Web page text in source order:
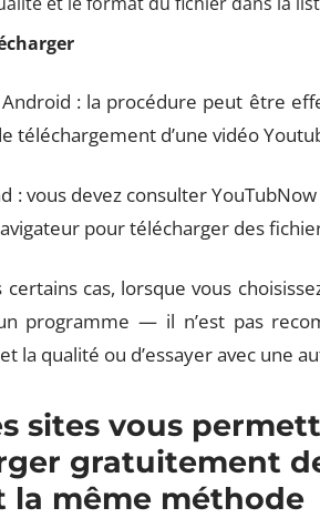
: la procédure peut être
téléchargement d’une vidéo
: vous devez consulter
pour télécharger des
cas, lorsque vous
programme — il n’est pas
la qualité ou d’essayer avec une
sites vous
gratuitement
la même méthode